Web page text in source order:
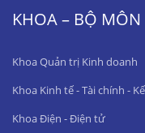
KHOA – BỘ MÔN
Khoa Quản trị Kinh doanh
Khoa Kinh tế - Tài chính -
Khoa Điện - Điện tử